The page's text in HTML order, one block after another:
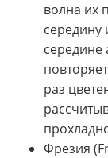
волна их
середину
середине
раз
Фрезия